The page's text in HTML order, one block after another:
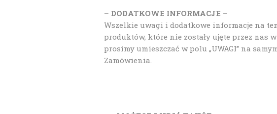
– DODATKOWE INFORMACJE –
Wszelkie uwagi i dodatkowe informacje na
produktów, które nie zostały ujęte przez nas
prosimy umieszczać w polu „UWAGI” na
Zamówienia.